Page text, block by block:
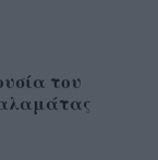
του